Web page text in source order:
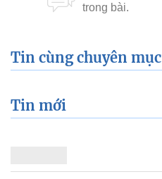
Tin cùng chuyên mục
Tin mới